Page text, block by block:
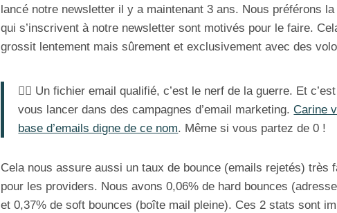
lancé notre newsletter il y a maintenant 3 ans. Nous préférons
qui s’inscrivent à notre newsletter sont motivés pour le faire.
grossit lentement mais sûrement et exclusivement avec des
👉🏼 Un fichier email qualifié, c’est le nerf de la guerre. Et
vous lancer dans des campagnes d’email marketing.Carine
base d’emails digne de ce nom. Même si vous partez de 0 !
Cela nous assure aussi un taux de bounce (emails rejetés) très
pour les providers. Nous avons 0,06% de hard bounces
et 0,37% de soft bounces (boîte mail pleine). Ces 2 stats sont